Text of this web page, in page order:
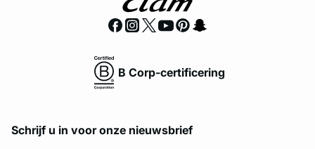
B Corp-certificering
Schrijf u in voor onze nieuwsbrief